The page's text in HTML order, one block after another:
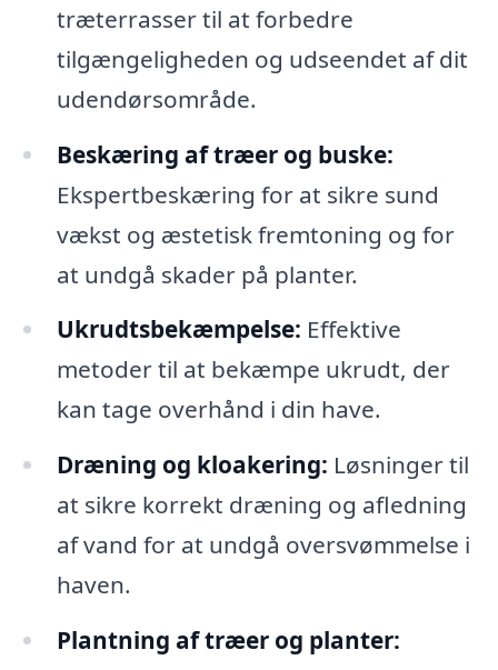
træterrasser til at forbedre
tilgængeligheden og udseendet af dit
udendørsområde.
Beskæring af træer og buske:
Ekspertbeskæring for at sikre sund
vækst og æstetisk fremtoning og for
at undgå skader på planter.
Ukrudtsbekæmpelse: Effektive
metoder til at bekæmpe ukrudt, der
kan tage overhånd i din have.
Dræning og kloakering: Løsninger til
at sikre korrekt dræning og afledning
af vand for at undgå oversvømmelse i
haven.
Plantning af træer og planter: